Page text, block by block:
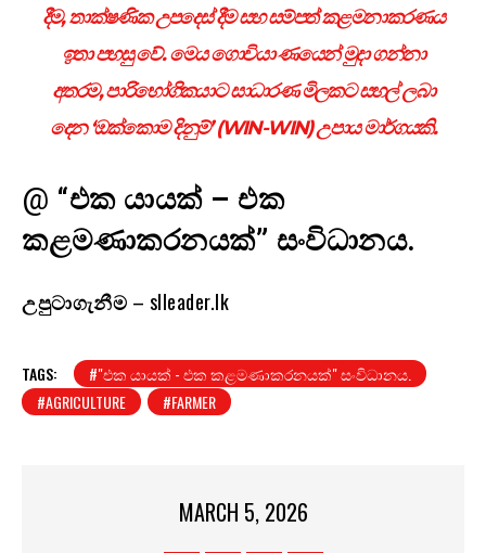
දීම, තාක්ෂණික උපදෙස් දීම සහ සම්පත් කළමනාකරණය
ඉතා පහසු වේ. මෙය ගොවියා ණයෙන් මුදා ගන්නා
අතරම, පාරිභෝගිකයාට සාධාරණ මිලකට සහල් ලබා
දෙන ‘ඔක්කොම දිනුම්’ (WIN-WIN) උපාය මාර්ගයකි.
@ “එක යායක් – එක
කළමණාකරනයක්” සංවිධානය.
උපුටාගැනීම – slleader.lk
TAGS:
#"එක යායක් - එක කළමණාකරනයක්" සංවිධානය.
#AGRICULTURE
#FARMER
MARCH 5, 2026